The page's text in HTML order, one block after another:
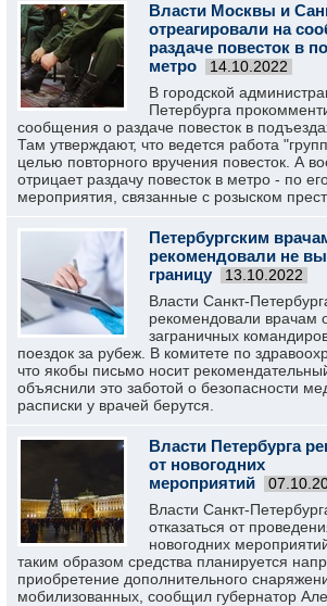
Власти Москвы и
отреагировали на
раздаче повесток в
метро
14.10.2022
В городской
Петербурга
сообщения о раздаче повесток в
Там утверждают, что ведется работа
целью повторного вручения повесток. А
отрицает раздачу повесток в метро - по
мероприятия, связанные с розыском
Петербургским
рекомендовали не
границу
13.10.2022
Власти Санкт-
рекомендовали врачам
заграничных
поездок за рубеж. В комитете по
что якобы письмо носит
объяснили это заботой о безопасности
расписки у врачей берутся.
Власти Петербурга
от новогодних
мероприятий
Власти Санкт-
отказаться от
новогодних
таким образом средства планируется
приобретение дополнительного
мобилизованных, сообщил губернатор